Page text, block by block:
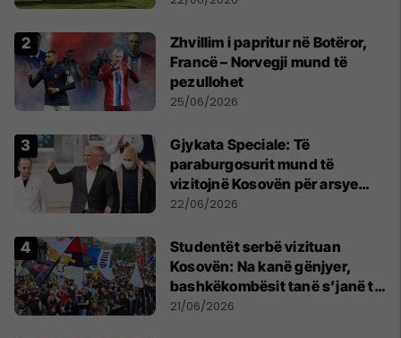
Zhvillim i papritur në Botëror,
Francë – Norvegji mund të
pezullohet
25/06/2026
​Gjykata Speciale: Të
paraburgosurit mund të
vizitojnë Kosovën për arsye
humanitare
22/06/2026
Studentët serbë vizituan
Kosovën: Na kanë gënjyer,
bashkëkombësit tanë s’janë të
shtypur
21/06/2026